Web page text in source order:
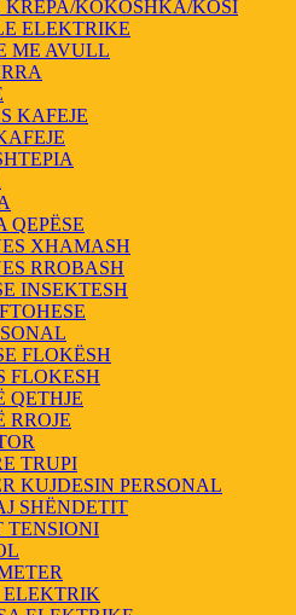
KREPA/KOKOSHKA/KOSI
ELEKTRIKE
ME AVULL
KAFEJE
QEPËSE
XHAMASH
RROBASH
INSEKTESH
FLOKËSH
FLOKESH
QETHJE
RROJE
TRUPI
KUJDESIN PERSONAL
SHËNDETIT
TENSIONI
ELEKTRIK